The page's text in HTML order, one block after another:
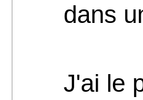
dans
J'ai le